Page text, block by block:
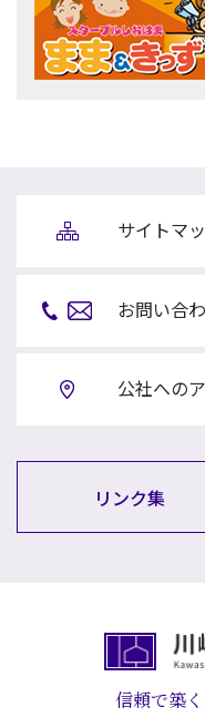
サイトマ
お問い合
公社への
リンク集
信頼で築